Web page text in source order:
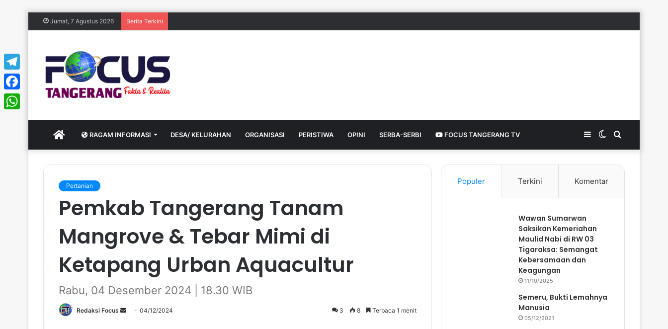
Jumat, 7 Agustus 2026 Berita Terkini
HOME RAGAM INFORMASI DESA/ KELURAHAN ORGANISASI PERISTIWA OPINI SERBA-SERBI FOCUS TANGERANG TV Search
Switch
skin
Sidebar
Pertanian
Pemkab Tangerang Tanam
Mangrove & Tebar Mimi di
Ketapang Urban Aquacultur
Rabu, 04 Desember 2024 | 18.30 WIB
Redaksi Focus 04/12/2024 3 8 Terbaca 1 menit
Populer Terkini Komentar
Wawan Sumarwan
Saksikan Kemeriahan
Maulid Nabi di RW 03
Tigaraksa: Semangat
Kebersamaan dan
Keagungan
11/10/2025
Semeru, Bukti Lemahnya
Manusia
05/12/2021
Telegram
Facebook